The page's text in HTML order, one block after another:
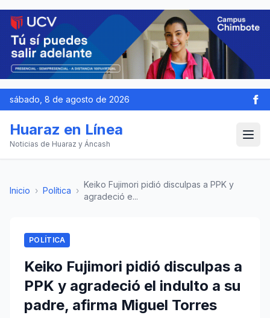
sábado, 8 de agosto de 2026
Huaraz en Línea
Noticias de Huaraz y Áncash
Inicio › Política ›
Keiko Fujimori pidió disculpas a PPK y
agradeció e...
POLÍTICA
Keiko Fujimori pidió disculpas a
PPK y agradeció el indulto a su
padre, afirma Miguel Torres